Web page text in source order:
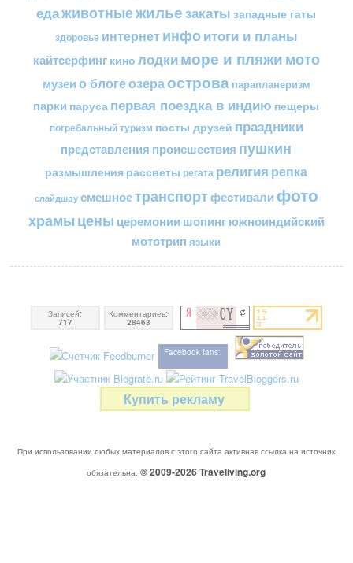
едаживотныежильезакаты западные гаты
здоровье интернетинфоитоги и планы
кайтсерфинг кино лодкиморе и пляжимото
музеи о блогеозераострова парапланеризм
парки паруса первая поездка в индию пещеры
погребальный туризм посты друзей праздники
представления происшествия пушкин
размышления рассветы регата религия репка
слайдшоу смешноетранспортфестивали фото
храмы цены церемонии шопингюжноиндийский
мототрип языки
Записей:
717
Комментариев:
28463
Facebook fans:
Купить рекламу
При использовании любых материалов с этого сайта активная ссылка на источник
обязательна. © 2009-2026Traveliving.org